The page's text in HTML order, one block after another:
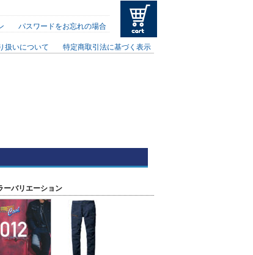
パスワードをお忘れの場合
扱いについて 特定商取引法に基づく表示
ーバリエーション